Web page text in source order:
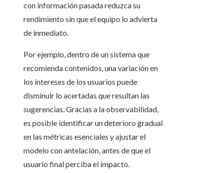
con información pasada reduzca su
rendimiento sin que el equipo lo advierta
de inmediato.
Por ejemplo, dentro de un sistema que
recomienda contenidos, una variación en
los intereses de los usuarios puede
disminuir lo acertadas que resultan las
sugerencias. Gracias a la observabilidad,
es posible identificar un deterioro gradual
en las métricas esenciales y ajustar el
modelo con antelación, antes de que el
usuario final perciba el impacto.